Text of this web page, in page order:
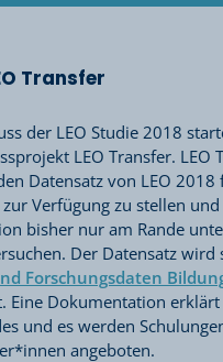
Transfer
der LEO Studie 2018
LEO Transfer. LEO
Datensatz von LEO 2018
Verfügung zu stellen
bisher nur am Rande
Der Datensatz wird
Forschungsdaten
Eine Dokumentation
und es werden
angeboten.